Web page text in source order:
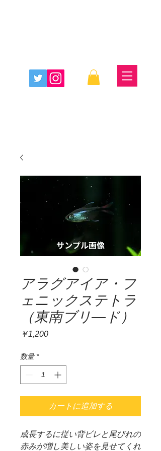
アラグアイア・フ
ェニックステトラ
（東南ブリ―ド）
￥1,200価
数量 *
カートに追加する
成長するに従い背ビレと尾びれの
赤みが増し美しい姿を見せてくれ